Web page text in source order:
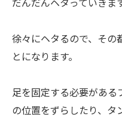
だんだんヘタっていきま
徐々にヘタるので、その
とになります。
足を固定する必要があ
の位置をずらしたり、タ